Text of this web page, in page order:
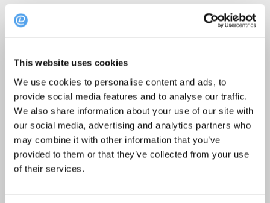
This website uses cookies
We use cookies to personalise content and ads, to
provide social media features and to analyse our traffic.
We also share information about your use of our site with
our social media, advertising and analytics partners who
may combine it with other information that you’ve
provided to them or that they’ve collected from your use
of their services.
Hvor:Bundgarnet 18, 4780 Stege
Spis hos Egn Boutique Hotel & Restaurant
5. Vores Vinbar, København V